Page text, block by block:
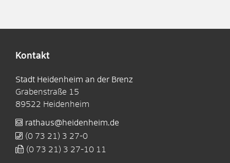
Kontakt
Stadt Heidenheim an der Brenz
Grabenstraße 15
89522 Heidenheim
rathaus@heidenheim.de
(0 73 21) 3 27-0
(0 73 21) 3 27-10 11